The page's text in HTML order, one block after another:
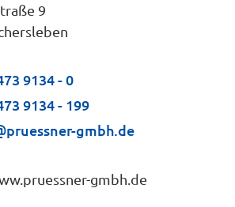
9
9134 - 0
9134 - 199
gmbh.de
gmbh.de